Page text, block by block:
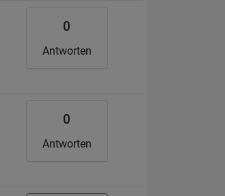
0
Antworten
0
Antworten